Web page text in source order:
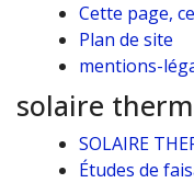
Cette page,
Plan de site
mentions-
solaire
SOLAIRE
Études de